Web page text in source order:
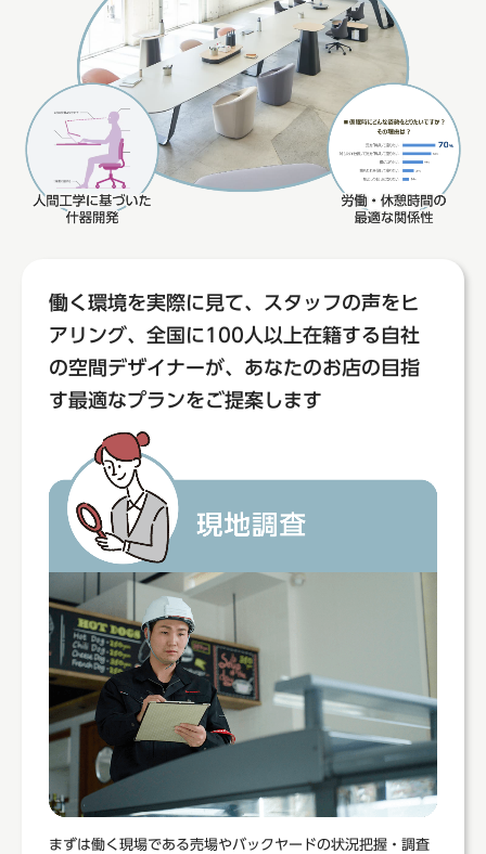
働く環境を実際に見て、スタッフの声をヒ
アリング、 全国に100人以上在籍する自社
の空間デザイナーが、あなたのお店の目指
す最適なプランをご提案します
まずは働く現場である売場やバックヤードの状況把握・調査